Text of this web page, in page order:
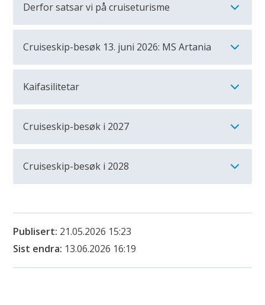
Derfor satsar vi på cruiseturisme
Cruiseskip-besøk 13. juni 2026: MS Artania
Kaifasilitetar
Cruiseskip-besøk i 2027
Cruiseskip-besøk i 2028
Publisert 21.05.2026 15:23
Sist endra 13.06.2026 16:19